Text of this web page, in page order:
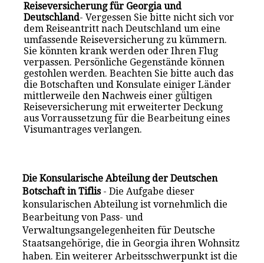
Reiseversicherung für Georgia und
Deutschland- Vergessen Sie bitte nicht sich vor
dem Reiseantritt nach Deutschland um eine
umfassende Reiseversicherung zu kümmern.
Sie könnten krank werden oder Ihren Flug
verpassen. Persönliche Gegenstände können
gestohlen werden. Beachten Sie bitte auch das
die Botschaften und Konsulate einiger Länder
mittlerweile den Nachweis einer gültigen
Reiseversicherung mit erweiterter Deckung
aus Vorraussetzung für die Bearbeitung eines
Visumantrages verlangen.
Die Konsularische Abteilung der Deutschen
Botschaft in Tiflis- Die Aufgabe dieser
konsularischen Abteilung ist vornehmlich die
Bearbeitung von Pass- und
Verwaltungsangelegenheiten für Deutsche
Staatsangehörige, die in Georgia ihren Wohnsitz
haben. Ein weiterer Arbeitsschwerpunkt ist die